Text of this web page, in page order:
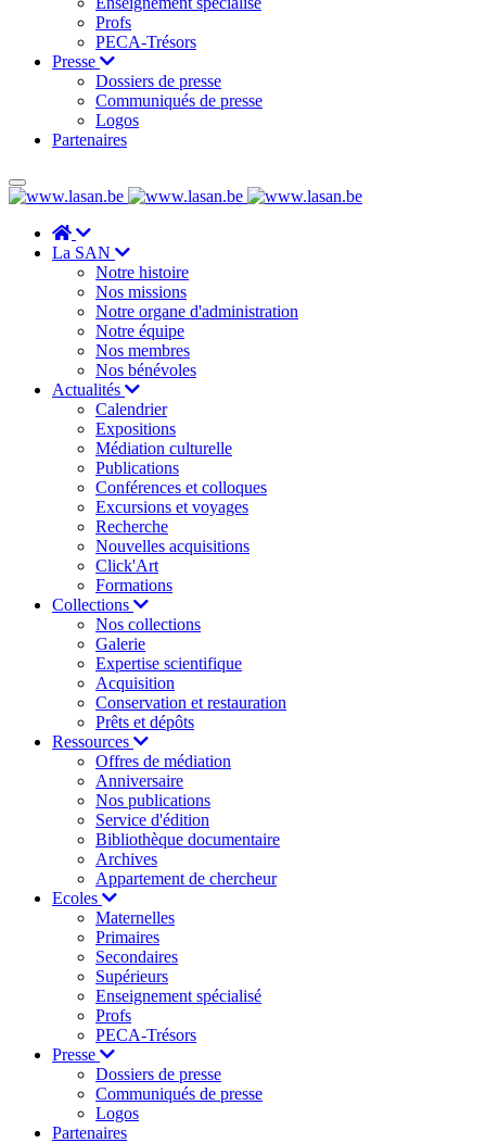
Profs
PECA-Trésors
Presse
Dossiers de presse
Communiqués de presse
Logos
Partenaires
La SAN
Notre histoire
Nos missions
Notre organe d'administration
Notre équipe
Nos membres
Nos bénévoles
Actualités
Calendrier
Expositions
Médiation culturelle
Publications
Conférences et colloques
Excursions et voyages
Recherche
Nouvelles acquisitions
Click'Art
Formations
Collections
Nos collections
Galerie
Expertise scientifique
Acquisition
Conservation et restauration
Prêts et dépôts
Ressources
Offres de médiation
Anniversaire
Nos publications
Service d'édition
Bibliothèque documentaire
Archives
Appartement de chercheur
Ecoles
Maternelles
Primaires
Secondaires
Supérieurs
Enseignement spécialisé
Profs
PECA-Trésors
Presse
Dossiers de presse
Communiqués de presse
Logos
Partenaires